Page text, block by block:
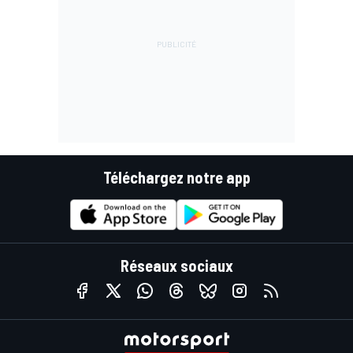
Téléchargez notre app
Réseaux sociaux